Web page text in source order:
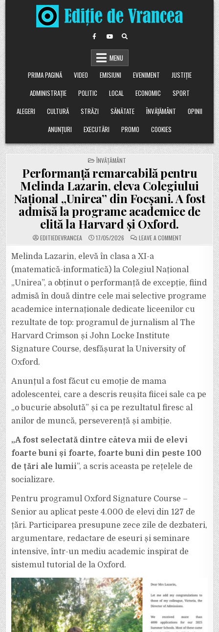
Skip
to
content
MENU
PRIMA PAGINĂ
VIDEO EMISIUNI EVENIMENT
JUSTIȚIE
ADMINISTRAȚIE
POLITIC LOCAL ECONOMIC
SPORT
ALEGERI
CULTURĂ STRĂZI SĂNĂTATE ÎNVĂȚĂMÂNT
OPINII
ANUNȚURI
EXECUTĂRI PROMO COOKIES
POSTED
IN
ÎNVĂȚĂMÂNT
Performanță remarcabilă pentru
Melinda Lazarin, eleva Colegiului
Național „Unirea” din Focșani. A fost
admisă la programe academice de
elită la Harvard și Oxford.
EDITIEDEVRANCEA 17/05/2026 LEAVE A COMMENTON
PERFORMANȚĂ
LAZARIN,
ELEVA
COLEGIULUI
NAȚIONAL
DIN
FOCȘANI.
A
FOST
ADMISĂ
LA
ELITĂ
Melinda Lazarin, elevă în clasa a XI-a
(matematică-informatică) la Colegiul Național
„Unirea”, a obținut o performanță de excepție, fiind
admisă în două dintre cele mai selective programe
academice internaționale dedicate liceenilor cu
rezultate de top: programul de jurnalism al The
Harvard Crimson și John Locke Institute
Signature Course, desfășurat la University of
Oxford.
Anunțul a fost făcut cu emoție de mama
adolescentei, care a descris reușita fiicei sale ca pe
„o bucurie absolută” și ca pe rezultatul firesc al
anilor de muncă, perseverență și ambiție.
„A fost selectată dintre câteva mii de elevi
foarte buni și foarte, foarte buni din peste 100
de țări ale lumii”, a scris aceasta pe rețelele de
socializare.
Pentru programul Oxford Signature Course –
Senior au aplicat peste 4.000 de elevi din 127 de
țări. Participarea presupune zece zile de dezbateri,
argumentare, redactare de eseuri și seminare
intensive, într-un mediu academic inspirat de
sistemul tutorial de la Oxford.